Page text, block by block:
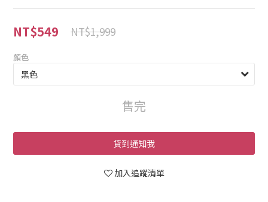
NT$549 NT$1,999
顏色
售完
貨到通知我
加入追蹤清單